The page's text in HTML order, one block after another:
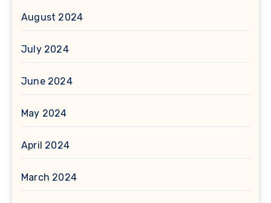
August 2024
July 2024
June 2024
May 2024
April 2024
March 2024